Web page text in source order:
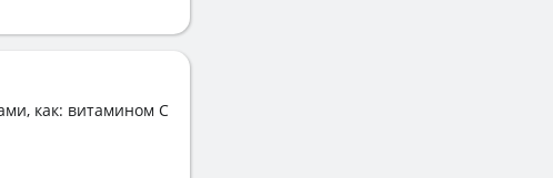
как: витамином C